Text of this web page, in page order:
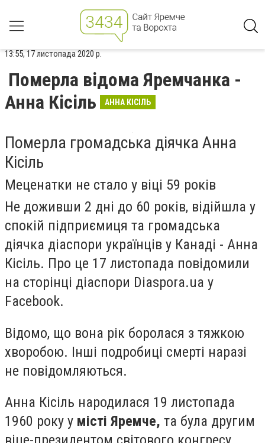
13:55, 17 листопада 2020 р.
Померла відома Яремчанка -
Анна Кісіль
АННА КІСІЛЬ
Померла громадська діячка Анна
Кісіль
Меценатки не стало у віці 59 років
Не доживши 2 дні до 60 років, відійшла у
спокій підприємиця та громадська
діячка діаспори українців у Канаді - Анна
Кісіль. Про це 17 листопада повідомили
на сторінці діаспори Diaspora.ua у
Facebook.
Відомо, що вона рік боролася з тяжкою
хворобою. Інші подробиці смерті наразі
не повідомляються.
Анна Кісіль народилася 19 листопада
1960 року у місті Яремче, та була другим